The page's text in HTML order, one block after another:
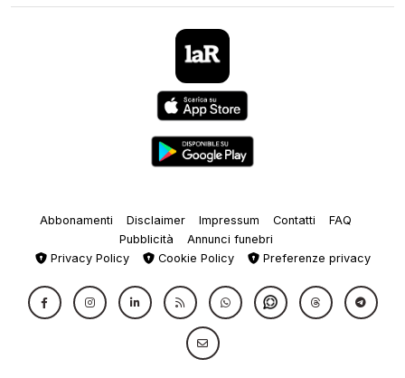
Abbonamenti Disclaimer Impressum Contatti
FAQ
Pubblicità
Annunci funebri
Privacy Policy
Cookie Policy Preferenze privacy